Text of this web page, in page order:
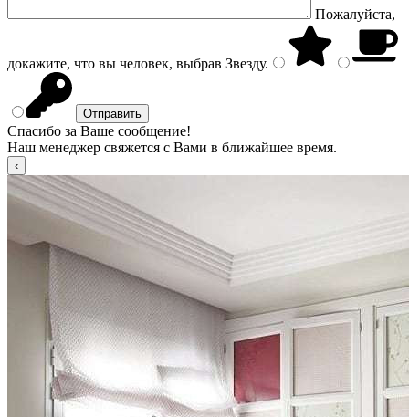
Пожалуйста,
докажите, что вы человек, выбрав Звезду.
Спасибо за Ваше сообщение!
Наш менеджер свяжется с Вами в ближайшее время.